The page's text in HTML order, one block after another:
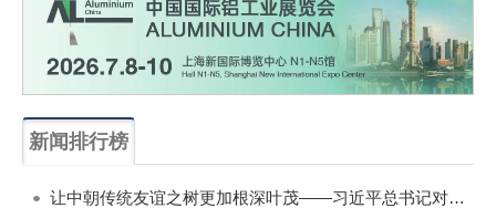
新闻排行榜
让中朝传统友谊之树更加根深叶茂——习近平总书记对朝鲜进行国事访问纪实